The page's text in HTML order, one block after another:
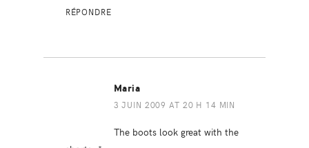
RÉPONDRE
Maria
3 JUIN 2009 AT 20 H 14 MIN
The boots look great with the